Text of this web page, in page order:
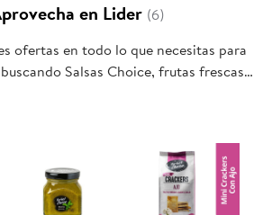
en Lider (6)
ofertas en todo lo que necesitas para
Salsas Choice, frutas frescas,
para el hogar, aquí lo encuentras
para ti y tu familia.